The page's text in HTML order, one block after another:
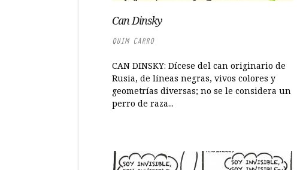
Can Dinsky
QUIM CARRO
CAN DINSKY: Dícese del can originario de
Rusia, de líneas negras, vivos colores y
geometrías diversas; no se le considera un
perro de raza...